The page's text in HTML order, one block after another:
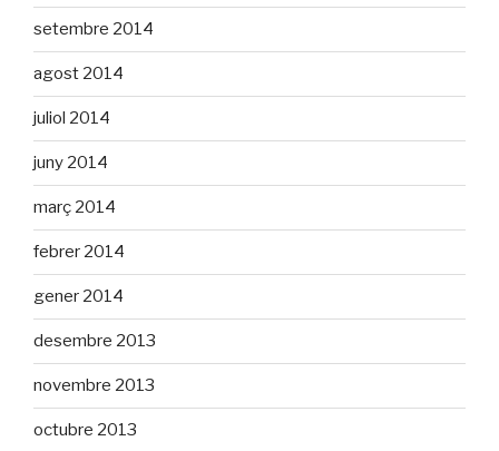
setembre 2014
agost 2014
juliol 2014
juny 2014
març 2014
febrer 2014
gener 2014
desembre 2013
novembre 2013
octubre 2013